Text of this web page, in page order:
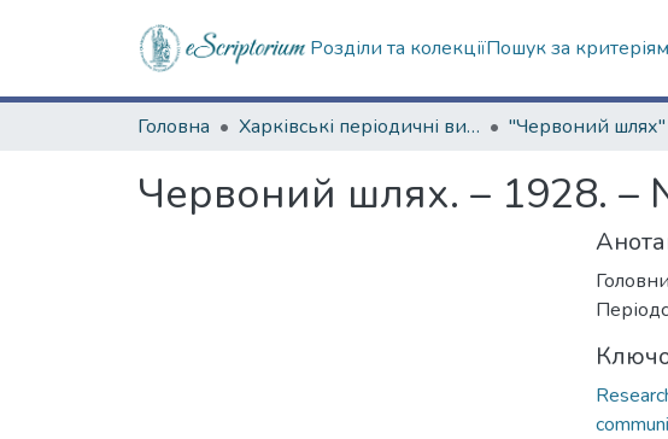
Розділи та колекціїПошук за
Головна Харківські періодичні видання
Червоний шлях. – 1928. –